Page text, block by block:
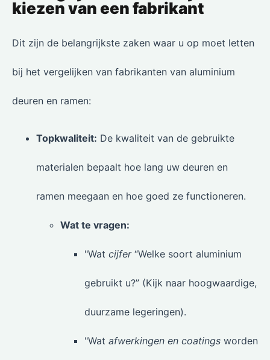
kiezen van een fabrikant
Dit zijn de belangrijkste zaken waar u op moet letten
bij het vergelijken van fabrikanten van aluminium
deuren en ramen:
Topkwaliteit: De kwaliteit van de gebruikte
materialen bepaalt hoe lang uw deuren en
ramen meegaan en hoe goed ze functioneren.
Wat te vragen:
"Wat cijfer“Welke soort aluminium
gebruikt u?” (Kijk naar hoogwaardige,
duurzame legeringen).
"Wat afwerkingen en coatings worden